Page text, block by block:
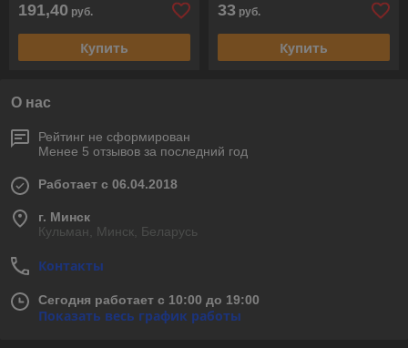
191,40 руб.
Купить
33 руб.
Купить
О нас
Рейтинг не сформирован
Менее 5 отзывов за последний год
Работает с 06.04.2018
г. Минск
Кульман, Минск, Беларусь
Контакты
Сегодня работает с 10:00 до 19:00
Показать весь график работы